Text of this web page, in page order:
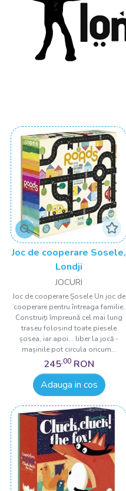
Joc de cooperare Sosele,
Londji
JOCURI
Joc de cooperare Șosele Un joc de
cooperare pentru întreaga familie.
Construiți împreună cel mai lung
traseu folosind toate piesele
șosea, iar apoi... liber la jocă -
mașinile pot circula oricum...
245,00 RON
Adauga in cos